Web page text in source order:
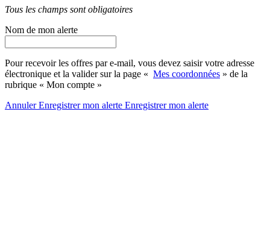
Tous les champs sont obligatoires
Nom de mon alerte
Pour recevoir les offres par e-mail, vous devez saisir votre adresse
électronique et la valider sur la page « Mes coordonnées » de la
rubrique « Mon compte »
AnnulerEnregistrer mon alerte Enregistrermon alerte